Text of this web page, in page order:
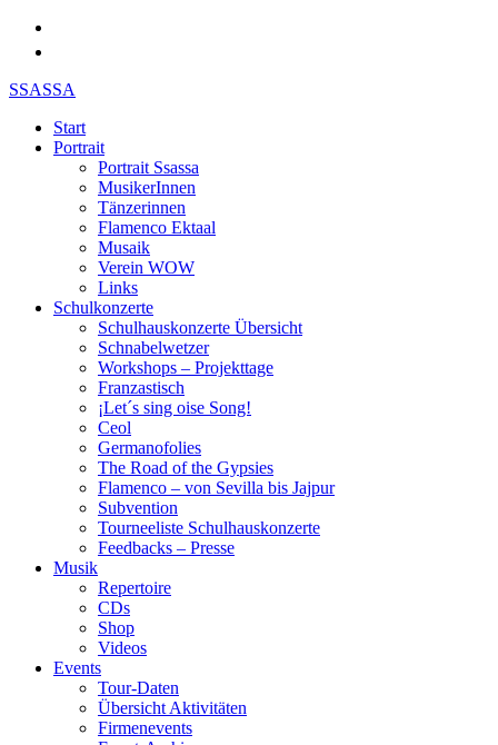
SSASSA
Start
Portrait
Portrait Ssassa
MusikerInnen
Tänzerinnen
Flamenco Ektaal
Musaik
Verein WOW
Links
Schulkonzerte
Schulhauskonzerte Übersicht
Schnabelwetzer
Workshops – Projekttage
Franzastisch
¡Let´s sing oise Song!
Ceol
Germanofolies
The Road of the Gypsies
Flamenco – von Sevilla bis Jajpur
Subvention
Tourneeliste Schulhauskonzerte
Feedbacks – Presse
Musik
Repertoire
CDs
Shop
Videos
Events
Tour-Daten
Übersicht Aktivitäten
Firmenevents